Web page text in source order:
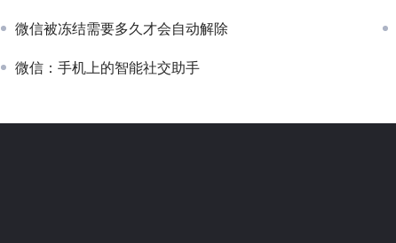
微信被冻结需要多久才会自动解除
微信：手机上的智能社交助手